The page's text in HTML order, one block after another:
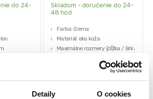
Detaily O cookies
do 24-
Skladom - doručenie do 24-
48 hod
Farba: čierna
Materiál: eko koža
Maximálne rozmery (dĺžka / šírka /
Uzamykanie na kľúč
(9,76